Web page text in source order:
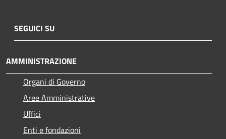
SEGUICI SU
AMMINISTRAZIONE
Organi di Governo
Aree Amministrative
Uffici
Enti e fondazioni